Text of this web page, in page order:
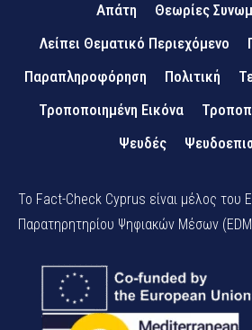
Απάτη
Θεωρίες
Λείπει Θεματικό Περιεχόμενο
Παραπληροφόρηση
Πολιτική
Τροποποιημένη Εικόνα
Ψευδές
Το Fact-Check Cyprus είναι μέλος του
Παρατηρητηρίου Ψηφιακών Μέσων